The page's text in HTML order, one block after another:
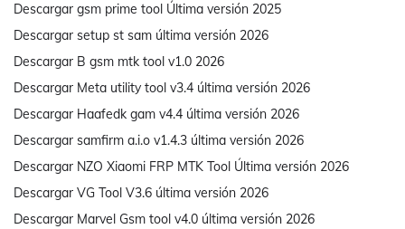
Descargar gsm prime tool Última versión 2025
Descargar setup st sam última versión 2026
Descargar B gsm mtk tool v1.0 2026
Descargar Meta utility tool v3.4 última versión 2026
Descargar Haafedk gam v4.4 última versión 2026
Descargar samfirm a.i.o v1.4.3 última versión 2026
Descargar NZO Xiaomi FRP MTK Tool Última versión 2026
Descargar VG Tool V3.6 última versión 2026
Descargar Marvel Gsm tool v4.0 última versión 2026